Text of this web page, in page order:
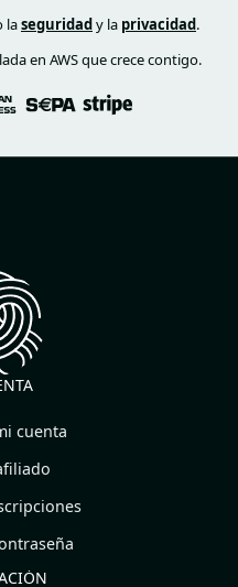
laseguridady la privacidad.
en AWS que crece contigo.
cuenta